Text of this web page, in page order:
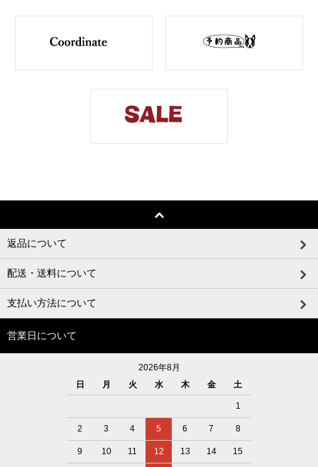
返品について
配送・送料について
支払い方法について
営業日について
2026年8月
日
月 火 水 木 金 土
1
2 3 4 5 6 7 8
9 10 11 12 13 14 15